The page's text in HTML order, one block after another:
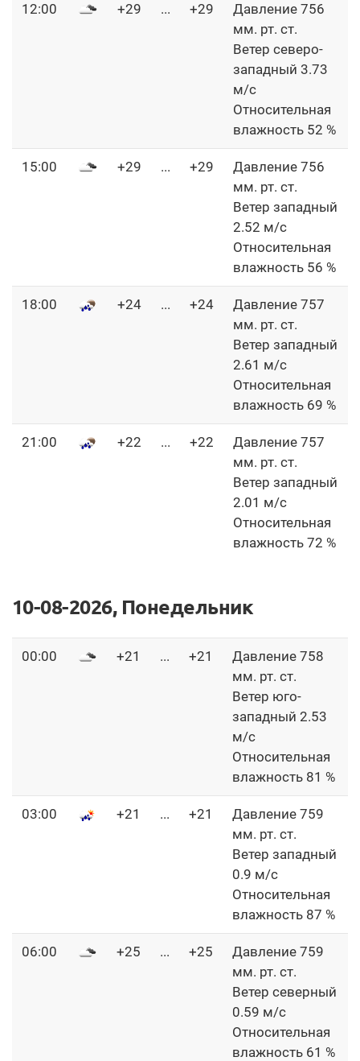
12:00 +29 ... +29
Давление 756
мм. рт. ст.
Ветер северо-
западный 3.73
м/с
Относительная
влажность 52 %
15:00 +29 ... +29
Давление 756
мм. рт. ст.
Ветер западный
2.52 м/с
Относительная
влажность 56 %
18:00 +24 ... +24
Давление 757
мм. рт. ст.
Ветер западный
2.61 м/с
Относительная
влажность 69 %
21:00 +22 ... +22
Давление 757
мм. рт. ст.
Ветер западный
2.01 м/с
Относительная
влажность 72 %
10-08-2026, Понедельник
00:00 +21 ... +21
Давление 758
мм. рт. ст.
Ветер юго-
западный 2.53
м/с
Относительная
влажность 81 %
03:00 +21 ... +21
Давление 759
мм. рт. ст.
Ветер западный
0.9 м/с
Относительная
влажность 87 %
06:00 +25 ... +25
Давление 759
мм. рт. ст.
Ветер северный
0.59 м/с
Относительная
влажность 61 %